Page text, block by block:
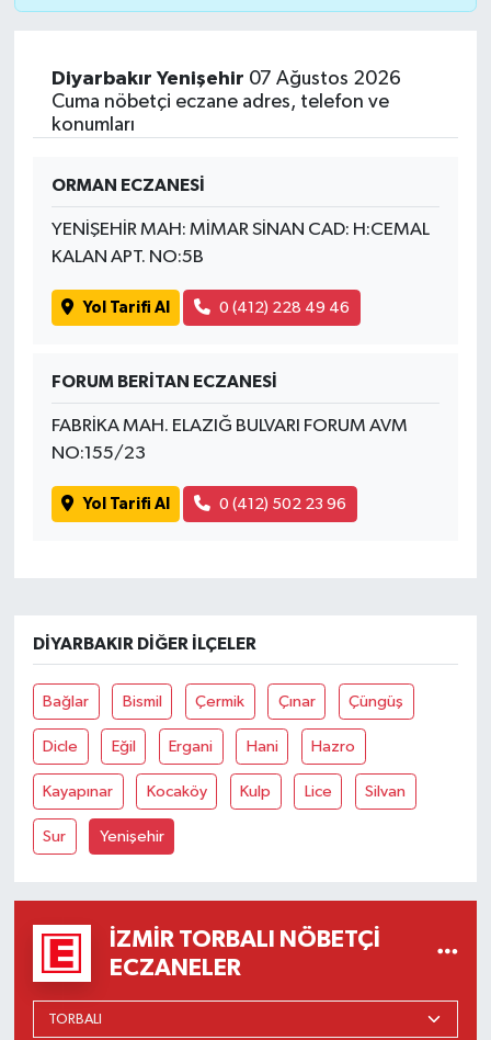
Diyarbakır Yenişehir 07 Ağustos 2026
Cuma nöbetçi eczane adres, telefon ve
konumları
ORMAN ECZANESİ
YENİŞEHİR MAH: MİMAR SİNAN CAD: H:CEMAL
KALAN APT. NO:5B
Yol Tarifi Al 0 (412) 228 49 46
FORUM BERİTAN ECZANESİ
FABRİKA MAH. ELAZIĞ BULVARI FORUM AVM
NO:155/23
Yol Tarifi Al 0 (412) 502 23 96
DIYARBAKIR DIĞER İLÇELER
Bağlar Bismil Çermik Çınar Çüngüş
Dicle Eğil Ergani Hani Hazro
Kayapınar Kocaköy Kulp Lice Silvan
Sur Yenişehir
İZMIR TORBALI NÖBETÇI
ECZANELER